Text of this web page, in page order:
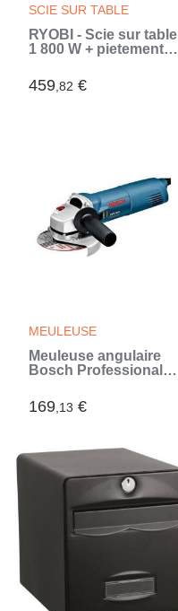
SCIE SUR TABLE
RYOBI - Scie sur table
1 800 W + pietement
mm 48 dents, guide
parallele & poussoir -
459,82 €
MEULEUSE
Meuleuse angulaire
Bosch Professional
0601824800 (Bleu)
169,13 €